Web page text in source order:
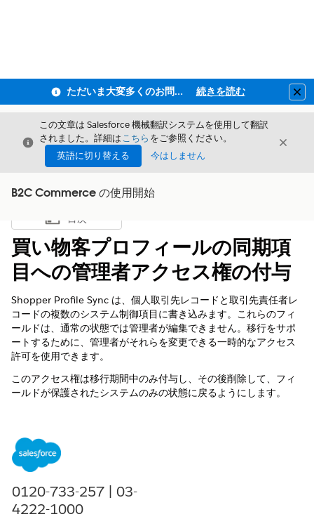
ただいま大変多くのお問い合わせをいただいており、ご連絡までにお時間を頂戴しております 続きを読む
閉じる
この文章は Salesforce 機械翻訳システムを使用して翻訳
されました。詳細はこちら をご参照ください。
英語に切り替える
今はしません
閉じる
B2C Commerce の使用開始
目次を表示
目次
買い物客プロフィールの同期項
目への管理者アクセス権の付与
Shopper Profile Sync は、個人取引先レコードと取引先責任者レ
コードの複数のシステム制御項目に書き込みます。これらのフィ
ールドは、通常の状態では管理者が編集できません。移行をサポ
ートするために、管理者がそれらを変更できる一時的なアクセス
許可を使用できます。
このアクセス権は移行期間中のみ付与し、その後削除して、フィ
ールドが保護されたシステムのみの状態に戻るようにします。
接続されている Salesforce 組織
「設定」で、に移動し
システム設定
ロフィールの同期フィールドへのアクセスを変更する
択します。
0120-733-257 | 03-
4222-1000